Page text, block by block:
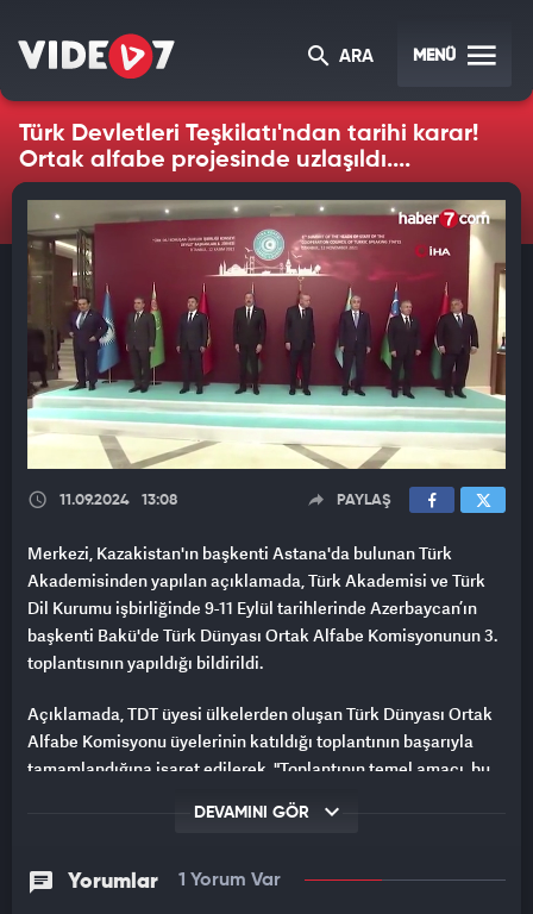
ARA MENÜ
Türk Devletleri Teşkilatı'ndan tarihi karar!
Ortak alfabe projesinde uzlaşıldı....
11.09.2024 13:08 PAYLAŞ
Merkezi, Kazakistan'ın başkenti Astana'da bulunan Türk
Akademisinden yapılan açıklamada, Türk Akademisi ve Türk
Dil Kurumu işbirliğinde 9-11 Eylül tarihlerinde Azerbaycan’ın
başkenti Bakü'de Türk Dünyası Ortak Alfabe Komisyonunun 3.
toplantısının yapıldığı bildirildi.
Açıklamada, TDT üyesi ülkelerden oluşan Türk Dünyası Ortak
Alfabe Komisyonu üyelerinin katıldığı toplantının başarıyla
tamamlandığına işaret edilerek, "Toplantının temel amacı, bu
deneyiminden yararlanarak Türk dilleri için ortak alfabe
kullanıldı.
DEVAMINI GÖR
Yorumlar 1 Yorum Var